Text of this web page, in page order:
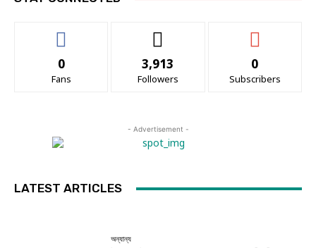
0
Fans
3,913
Followers
0
Subscribers
- Advertisement -
LATEST ARTICLES
অন্যান্য